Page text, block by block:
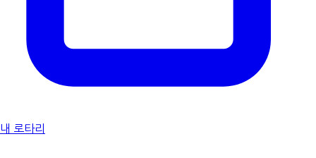
내 로타리